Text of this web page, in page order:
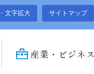
文字拡大 サイトマップ
産業・ビジネス